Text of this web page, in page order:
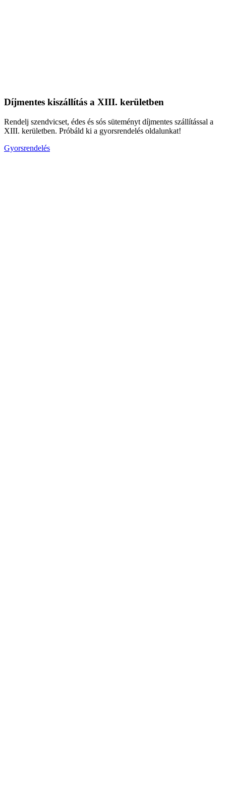
Díjmentes kiszállítás a XIII. kerületben
Rendelj szendvicset, édes és sós süteményt díjmentes szállítással a
XIII. kerületben. Próbáld ki a gyorsrendelés oldalunkat!
Gyorsrendelés